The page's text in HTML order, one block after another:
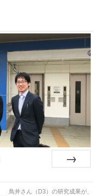
鳥井さん（D3）の研究成果が、